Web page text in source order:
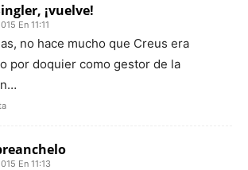
¡vuelve!
En 11:11
no hace mucho que Creus era
por doquier como gestor de la
En 11:13